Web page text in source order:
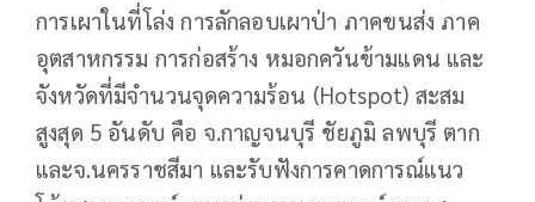
การเผาในที่โล่ง การลักลอบเผาป่า ภาคขนส่ง ภาค
อุตสาหกรรม การก่อสร้าง หมอกควันข้ามแดน และ
จังหวัดที่มีจำนวนจุดความร้อน (Hotspot) สะสม
สูงสุด 5 อันดับ คือ จ.กาญจนบุรี ชัยภูมิ ลพบุรี ตาก
และจ.นครราชสีมา และรับฟังการคาดการณ์แนว